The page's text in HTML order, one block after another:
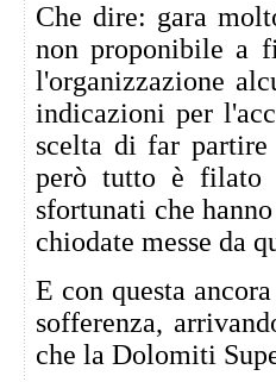
Che dire: gara
non proponibile a
l'organizzazione
indicazioni per
scelta di far
però tutto è filato
sfortunati che
chiodate messe da
E con questa
sofferenza,
che la Dolomiti